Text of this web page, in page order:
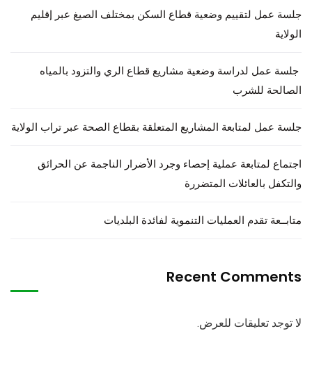
جلسة عمل لتقييم وضعية قطاع السكن بمختلف الصيغ عبر إقليم
الولاية
جلسة عمل لدراسة وضعية مشاريع قطاع الري والتزود بالمياه
الصالحة للشرب
جلسة عمل لمتابعة المشاريع المتعلقة بقطاع الصحة عبر تراب الولاية
اجتماع لمتابعة عملية إحصاء وجرد الأضرار الناجمة عن الحرائق
والتكفل بالعائلات المتضررة
متابــعة تقدم العمليات التنموية لفائدة البلديات
Recent Comments
لا توجد تعليقات للعرض.